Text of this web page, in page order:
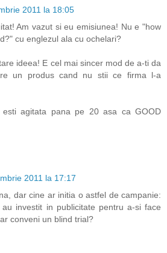
2011 la 18:05
Am vazut si eu emisiunea! Nu e "how
cu englezul ala cu ochelari?
ideea! E cel mai sincer mod de a-ti da
un produs cand nu stii ce firma l-a
agitata pana pe 20 asa ca GOOD
2011 la 17:17
dar cine ar initia o astfel de campanie:
investit in publicitate pentru a-si face
conveni un blind trial?